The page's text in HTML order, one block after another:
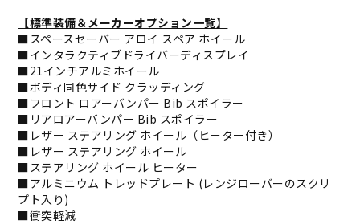
【標準装備＆メーカーオプション一覧】
■スペースセーバー アロイ スペア ホイール
■インタラクティブドライバーディスプレイ
■21インチアルミホイール
■ボディ同色サイド クラッディング
■フロント ロアーバンパー Bib スポイラー
■リアロアーバンパー Bib スポイラー
■レザー ステアリング ホイール（ヒーター付き）
■レザー ステアリング ホイール
■ステアリング ホイール ヒーター
■アルミニウム トレッドプレート (レンジローバーのスクリ
プト入り)
■衝突軽減